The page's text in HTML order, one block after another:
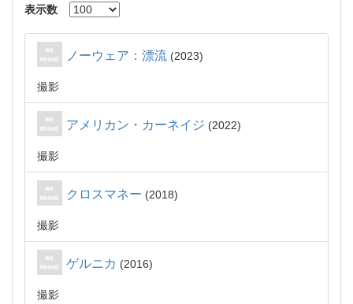
表示数
ノーウェア：漂流 2023
撮影
アメリカン・カーネイジ 2022
撮影
クロスマネー 2018
撮影
ゲルニカ 2016
撮影